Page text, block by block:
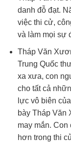
danh đỗ đạt.
việc thi cử,
và làm mọi sự
Tháp Văn
Trung Quốc
xa xưa, con
cho tất cả
lực vô biên
bày Tháp Văn
may mắn.
hơn trong thi